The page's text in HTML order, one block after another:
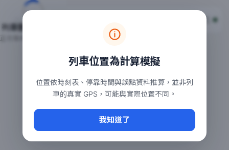
台鐵列車即時位置地圖
本頁顯示目前全台鐵運行中的列車位置，涵蓋自強、普悠瑪、
常用查詢：
、台中車站即時動態
台鐵即時動態
列車位置為計算模擬
位置依時刻表、停靠時間與誤點資料推算，並非列
車的真實 GPS，可能與實際位置不同。
我知道了
列車動態載入中…